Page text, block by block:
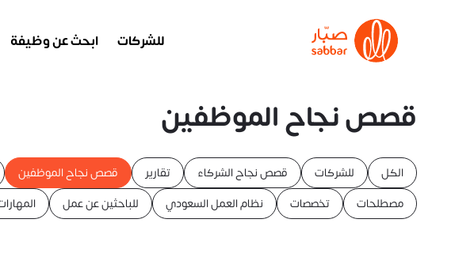
للشركات ابحث عن وظيفة
قصص نجاح الموظفين
الكل للشركات قصص نجاح الشركاء تقارير قصص نجاح الموظفين
مصطلحات
تخصصات نظام العمل السعودي للباحثين عن عمل